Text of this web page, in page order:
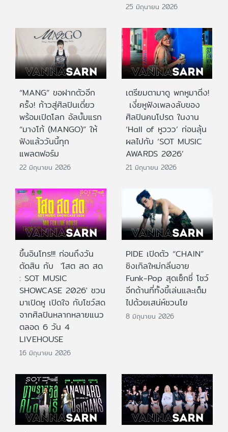
25 มิถุนายน 2026
“MANG” ขอฝากตัวอีก
ครั้ง! ก้าวสู่ศิลปินเดี่ยว
พร้อมเปิดโลก อัลบั้มแรก
“มางโก้ (MANGO)” ให้
ฟังแล้ววันนี้ทุก
แพลตฟอร์ม
22 มิถุนายน 2026
เตรียมตามาดู พกหูมาติ่ง!
เงี่ยหูฟังเพลงลับของ
ศิลปินคนโปรด ในงาน
‘Hall of หูววว’ ก่อนลุ้น
ผลไปกับ ‘SOT MUSIC
AWARDS 2026’
21 มิถุนายน 2026
ขึ้นอินโทร!!! ก่อนถึงวัน
ตัดสิน กับ 'โสต สด สด
: SOT MUSIC
SHOWCASE 2026' ชวน
มาเปิดหู เปิดใจ กับโชว์สด
จากศิลปินหลากหลายแนว
ตลอด 6 วัน 4
LIVEHOUSE
16 มิถุนายน 2026
PIDE เปิดตัว “CHAIN”
ซิงเกิลใหม่กลิ่นอาย
Funk-Pop สุดเซ็กซี่ โชว์
อีกด้านที่ทั้งขี้เล่นและเต็ม
ไปด้วยเสน่ห์ชวนโย
8 มิถุนายน 2026